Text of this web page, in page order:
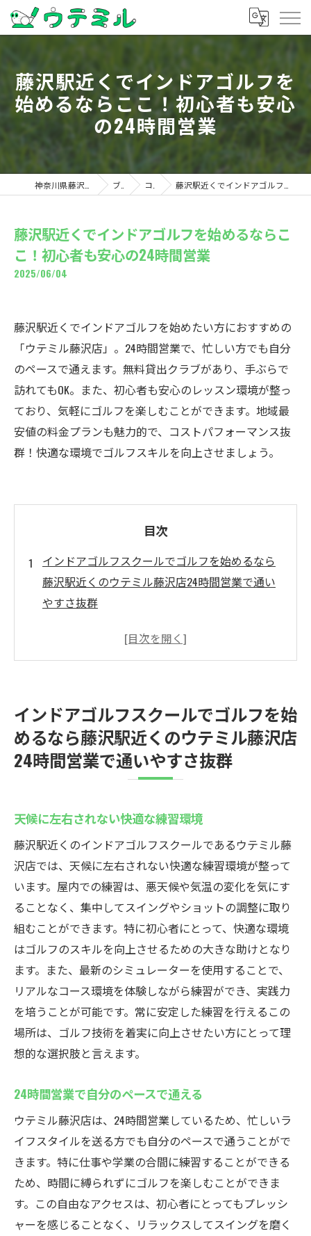
藤沢駅近くでインドアゴルフを
始めるならここ！初心者も安心
の24時間営業
ブログ コラム 藤沢駅近くでインドアゴルフを始めるならここ！初心者も安心の24時間営業
藤沢駅近くでインドアゴルフを始めるならこ
こ！初心者も安心の24時間営業
2025/06/04
藤沢駅近くでインドアゴルフを始めたい方におすすめの
「ウテミル藤沢店」。24時間営業で、忙しい方でも自分
のペースで通えます。無料貸出クラブがあり、手ぶらで
訪れてもOK。また、初心者も安心のレッスン環境が整っ
ており、気軽にゴルフを楽しむことができます。地域最
安値の料金プランも魅力的で、コストパフォーマンス抜
群！快適な環境でゴルフスキルを向上させましょう。
目次
インドアゴルフスクールでゴルフを始めるなら
藤沢駅近くのウテミル藤沢店24時間営業で通い
やすさ抜群
24時間営業で自分のペースで通える
藤沢駅からのアクセスの良さ
多様なプランでライフスタイルに合わせた
利用が可能
ル藤沢店の魅力を徹底解説無料貸出クラブが便
初めての方も安心のレッスン内容
クラブを持っていなくてもOK
地域最安値の料金で始めるゴルフ
専門インストラクターによる個別指導
必要なものは全てレンタル可能
ゴルフスキル向上に最適な環境
忙しい方に最適藤沢駅近くのウテミル藤沢店24
時間営業のインドアゴルフスクール
仕事帰りにも通いやすい立地
早朝でも夜遅くでも練習可能
短時間で効率的な練習が可能
個々のスケジュールに合わせた利用が可能
混雑時を避けた静かな練習環境
仕事と趣味を両立できる柔軟な営業時間
コストパフォーマンス抜群ウテミル藤沢店でイ
ンドアゴルフを楽しむ地域最安値の料金プラン
リーズナブルな料金設定
インドアゴルフスクールでゴルフを始
めるなら藤沢駅近くのウテミル藤沢店
24時間営業で通いやすさ抜群
天候に左右されない快適な練習環境
藤沢駅近くのインドアゴルフスクールであるウテミル藤
沢店では、天候に左右されない快適な練習環境が整って
います。屋内での練習は、悪天候や気温の変化を気にす
ることなく、集中してスイングやショットの調整に取り
組むことができます。特に初心者にとって、快適な環境
はゴルフのスキルを向上させるための大きな助けとなり
ます。また、最新のシミュレーターを使用することで、
リアルなコース環境を体験しながら練習ができ、実践力
を培うことが可能です。常に安定した練習を行えるこの
場所は、ゴルフ技術を着実に向上させたい方にとって理
想的な選択肢と言えます。
24時間営業で自分のペースで通える
ウテミル藤沢店は、24時間営業しているため、忙しいラ
イフスタイルを送る方でも自分のペースで通うことがで
きます。特に仕事や学業の合間に練習することができる
ため、時間に縛られずにゴルフを楽しむことができま
す。この自由なアクセスは、初心者にとってもプレッシ
ャーを感じることなく、リラックスしてスイングを磨く